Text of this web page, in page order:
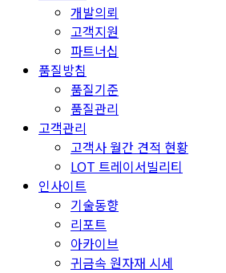
개발의뢰
고객지원
파트너십
품질방침
품질기준
품질관리
고객관리
고객사 월간 견적 현황
LOT 트레이서빌리티
인사이트
기술동향
리포트
아카이브
귀금속 원자재 시세